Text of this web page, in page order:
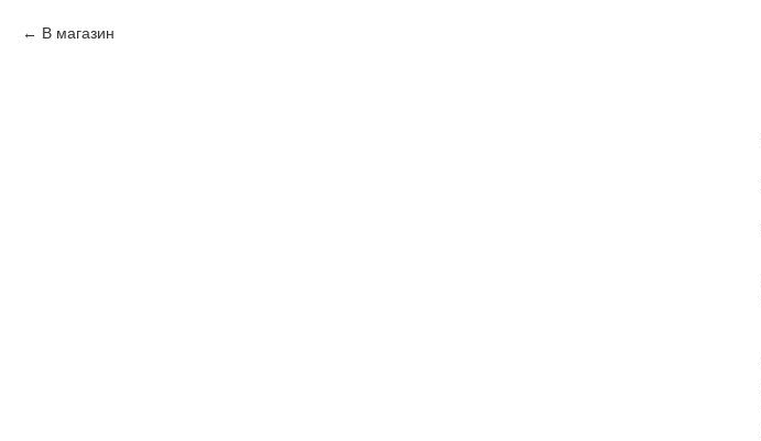
В магазин